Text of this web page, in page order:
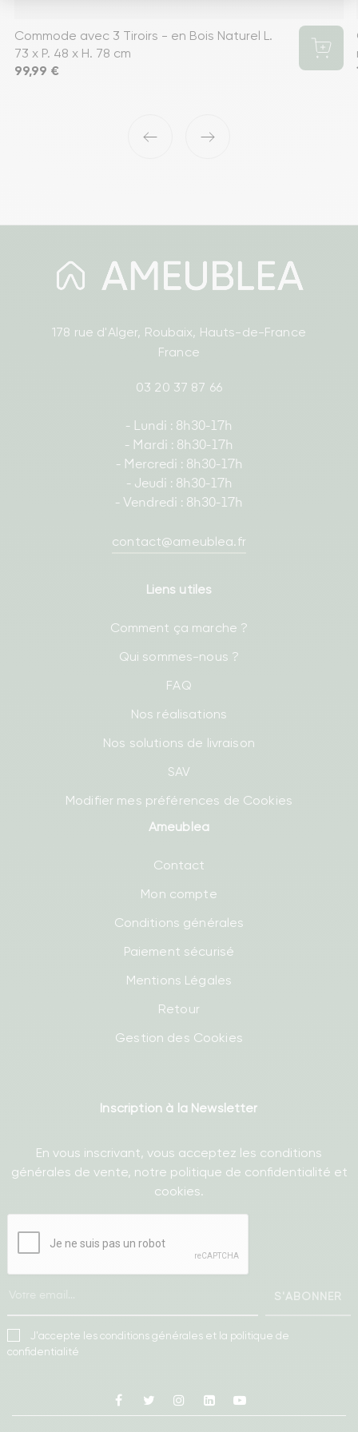
Commode avec 3 Tiroirs - en Bois Naturel L.
73 x P. 48 x H. 78 cm
Prix
99,99 €
‹ ›
178 rue d'Alger, Roubaix, Hauts-de-France
France
03 20 37 87 66
- Lundi : 8h30-17h
- Mardi : 8h30-17h
- Mercredi : 8h30-17h
- Jeudi : 8h30-17h
- Vendredi : 8h30-17h
contact@ameublea.fr
Liens utiles
Comment ça marche ?
Qui sommes-nous ?
FAQ
Nos réalisations
Nos solutions de livraison
SAV
Modifier mes préférences de Cookies
Ameublea
Contact
Mon compte
Conditions générales
Paiement sécurisé
Mentions Légales
Retour
Gestion des Cookies
Inscription à la Newsletter
En vous inscrivant, vous acceptez les conditions
générales de vente, notre politique de confidentialité et
cookies.
S'ABONNER
J'accepte les conditions générales et la politique de
confidentialité
Facebook
Twitter InstagramLinkedin